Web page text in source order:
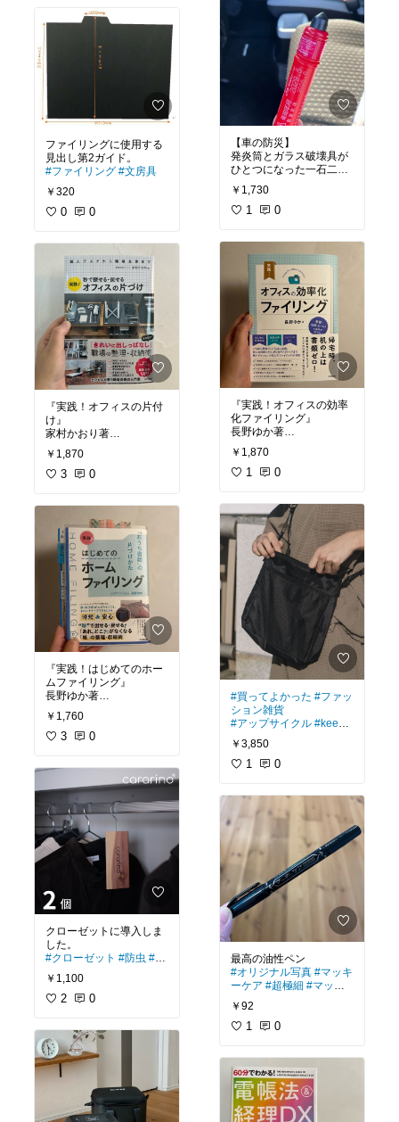
ファイリングに使用する
#ファイリング #文房具
￥320
0 0
『実践！オフィスの片付
け』
め本
￥1,870
3 0
『実践！はじめてのホー
ムファイリング』
め本
￥1,760
3 0
クローゼットに導入しま
#クローゼット #防虫 #レ
￥1,100
2 0
【車の防災】
発炎筒とガラス破壊具が
ひとつになった一石二鳥
#オリジナル写真
出 #ハンマー
￥1,730
1 0
『実践！オフィスの効率
化ファイリング』
#オリジナル写真
めの本
￥1,870
1 0
#買ってよかった #ファッ
ション雑貨
#アップサイクル #keen
2年くらい普段使いのシ
ョルダーバッグを探して
いて、
ップサイジング⤴️
￥3,850
1 0
#オリジナル写真 #マッキ
ーケア #超極細 #マッキ
ー
￥92
1 0